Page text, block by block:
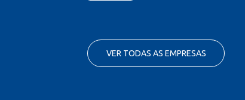
VER TODAS AS EMPRESAS